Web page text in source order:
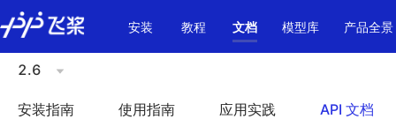
\u200E
安装
教程 文档 模型库 产品全景
2.6
安装指南 使用指南 应用实践 API 文档